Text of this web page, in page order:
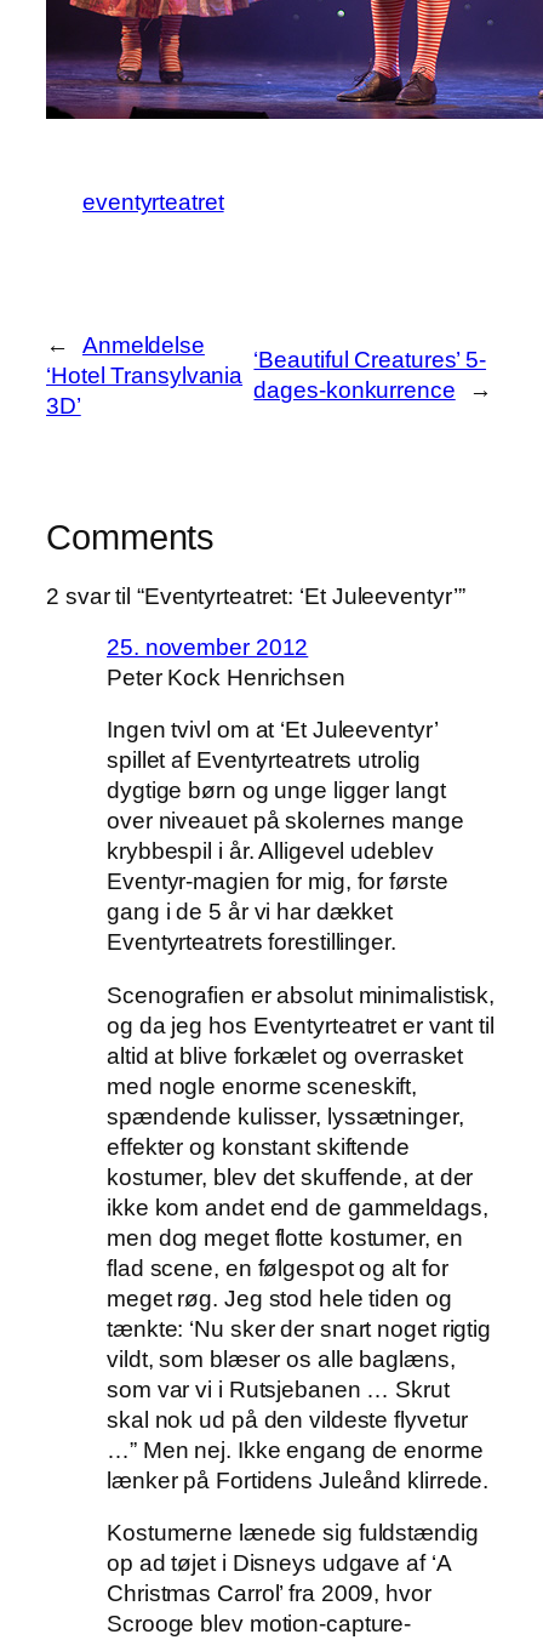
eventyrteatret
←
Anmeldelse
‘Hotel Transylvania
3D’
‘Beautiful Creatures’ 5-
dages-konkurrence
→
Comments
2 svar til “Eventyrteatret: ‘Et Juleeventyr’”
25. november 2012
Peter Kock Henrichsen
Ingen tvivl om at ‘Et Juleeventyr’
spillet af Eventyrteatrets utrolig
dygtige børn og unge ligger langt
over niveauet på skolernes mange
krybbespil i år. Alligevel udeblev
Eventyr-magien for mig, for første
gang i de 5 år vi har dækket
Eventyrteatrets forestillinger.
Scenografien er absolut minimalistisk,
og da jeg hos Eventyrteatret er vant til
altid at blive forkælet og overrasket
med nogle enorme sceneskift,
spændende kulisser, lyssætninger,
effekter og konstant skiftende
kostumer, blev det skuffende, at der
ikke kom andet end de gammeldags,
men dog meget flotte kostumer, en
flad scene, en følgespot og alt for
meget røg. Jeg stod hele tiden og
tænkte: ‘Nu sker der snart noget rigtig
vildt, som blæser os alle baglæns,
som var vi i Rutsjebanen … Skrut
skal nok ud på den vildeste flyvetur
…” Men nej. Ikke engang de enorme
lænker på Fortidens Juleånd klirrede.
Kostumerne lænede sig fuldstændig
op ad tøjet i Disneys udgave af ‘A
Christmas Carrol’ fra 2009, hvor
Scrooge blev motion-capture-